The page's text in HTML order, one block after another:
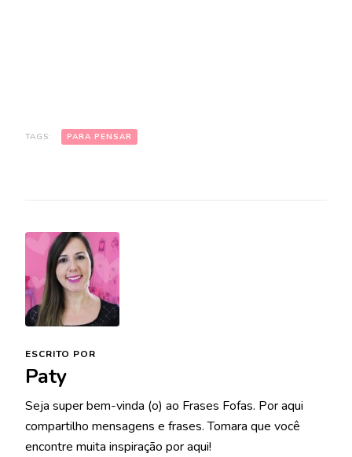
TAGS: PARA PENSAR
ESCRITO POR
Paty
Seja super bem-vinda (o) ao Frases Fofas. Por aqui
compartilho mensagens e frases. Tomara que você
encontre muita inspiração por aqui!